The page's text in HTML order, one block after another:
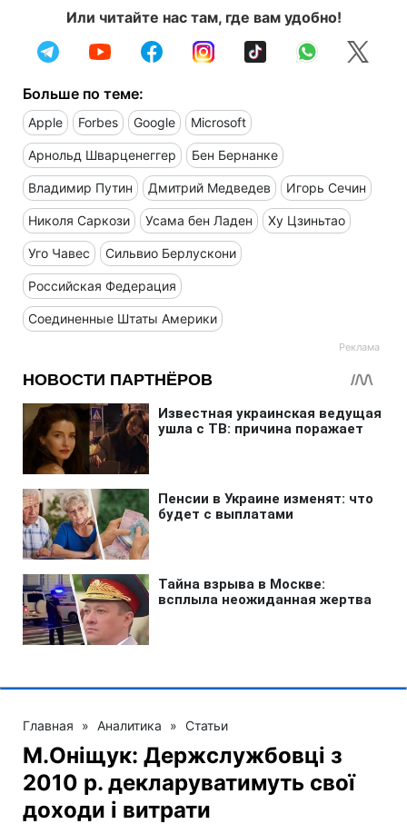
Или читайте нас там, где вам удобно!
Больше по теме:
Apple Forbes Google Microsoft
Арнольд Шварценеггер Бен Бернанке
Владимир Путин Дмитрий Медведев Игорь Сечин
Николя Саркози Усама бен Ладен Ху Цзиньтао
Уго Чавес Сильвио Берлускони
Российская Федерация
Соединенные Штаты Америки
Главная » Аналитика » Статьи
М.Оніщук: Держслужбовці з
2010 р. декларуватимуть свої
доходи і витрати